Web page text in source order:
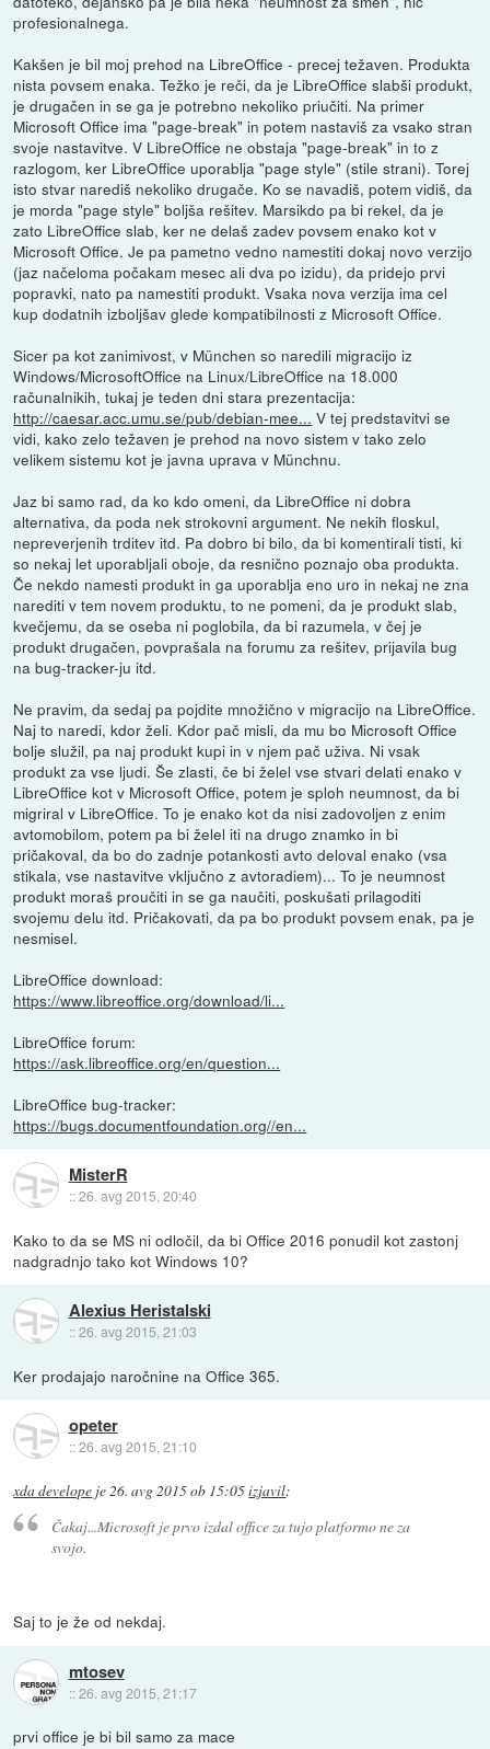
profesionalnega.
Kakšen je bil moj prehod na LibreOffice - precej težaven. Produkta
nista povsem enaka. Težko je reči, da je LibreOffice slabši produkt,
je drugačen in se ga je potrebno nekoliko priučiti. Na primer
Microsoft Office ima "page-break" in potem nastaviš za vsako stran
svoje nastavitve. V LibreOffice ne obstaja "page-break" in to z
razlogom, ker LibreOffice uporablja "page style" (stile strani). Torej
isto stvar narediš nekoliko drugače. Ko se navadiš, potem vidiš, da
je morda "page style" boljša rešitev. Marsikdo pa bi rekel, da je
zato LibreOffice slab, ker ne delaš zadev povsem enako kot v
Microsoft Office. Je pa pametno vedno namestiti dokaj novo verzijo
(jaz načeloma počakam mesec ali dva po izidu), da pridejo prvi
popravki, nato pa namestiti produkt. Vsaka nova verzija ima cel
kup dodatnih izboljšav glede kompatibilnosti z Microsoft Office.
Sicer pa kot zanimivost, v München so naredili migracijo iz
Windows/MicrosoftOffice na Linux/LibreOffice na 18.000
računalnikih, tukaj je teden dni stara prezentacija:
http://caesar.acc.umu.se/pub/debian-mee... V tej predstavitvi se
vidi, kako zelo težaven je prehod na novo sistem v tako zelo
velikem sistemu kot je javna uprava v Münchnu.
Jaz bi samo rad, da ko kdo omeni, da LibreOffice ni dobra
alternativa, da poda nek strokovni argument. Ne nekih floskul,
nepreverjenih trditev itd. Pa dobro bi bilo, da bi komentirali tisti, ki
so nekaj let uporabljali oboje, da resnično poznajo oba produkta.
Če nekdo namesti produkt in ga uporablja eno uro in nekaj ne zna
narediti v tem novem produktu, to ne pomeni, da je produkt slab,
kvečjemu, da se oseba ni poglobila, da bi razumela, v čej je
produkt drugačen, povprašala na forumu za rešitev, prijavila bug
na bug-tracker-ju itd.
Ne pravim, da sedaj pa pojdite množično v migracijo na LibreOffice.
Naj to naredi, kdor želi. Kdor pač misli, da mu bo Microsoft Office
bolje služil, pa naj produkt kupi in v njem pač uživa. Ni vsak
produkt za vse ljudi. Še zlasti, če bi želel vse stvari delati enako v
LibreOffice kot v Microsoft Office, potem je sploh neumnost, da bi
migriral v LibreOffice. To je enako kot da nisi zadovoljen z enim
avtomobilom, potem pa bi želel iti na drugo znamko in bi
pričakoval, da bo do zadnje potankosti avto deloval enako (vsa
stikala, vse nastavitve vključno z avtoradiem)... To je neumnost
produkt moraš proučiti in se ga naučiti, poskušati prilagoditi
svojemu delu itd. Pričakovati, da pa bo produkt povsem enak, pa je
nesmisel.
LibreOffice download:
https://www.libreoffice.org/download/li...
LibreOffice forum:
https://ask.libreoffice.org/en/question...
LibreOffice bug-tracker:
https://bugs.documentfoundation.org//en...
MisterR
::26. avg 2015, 20:40
Kako to da se MS ni odločil, da bi Office 2016 ponudil kot zastonj
nadgradnjo tako kot Windows 10?
Alexius Heristalski
::26. avg 2015, 21:03
Ker prodajajo naročnine na Office 365.
opeter
::26. avg 2015, 21:10
xda develope je26. avg 2015 ob 15:05izjavil:
Čakaj...Microsoft je prvo izdal office za tujo platformo ne za
svojo.
Saj to je že od nekdaj.
mtosev
::26. avg 2015, 21:17
prvi office je bi bil samo za mace